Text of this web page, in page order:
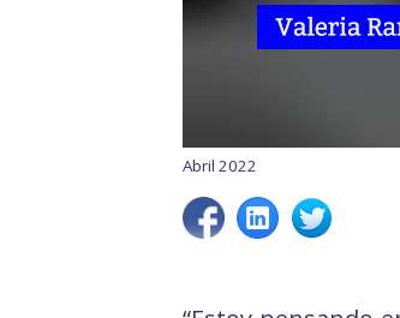
Abril 2022